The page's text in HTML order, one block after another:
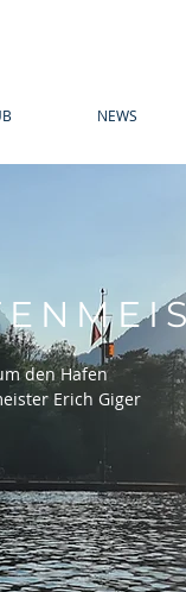
NEWS
den Hafen
Erich Giger